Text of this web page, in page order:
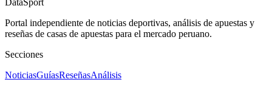
DataSport
Portal independiente de noticias deportivas, análisis de apuestas y
reseñas de casas de apuestas para el mercado peruano.
Secciones
NoticiasGuíasReseñasAnálisis